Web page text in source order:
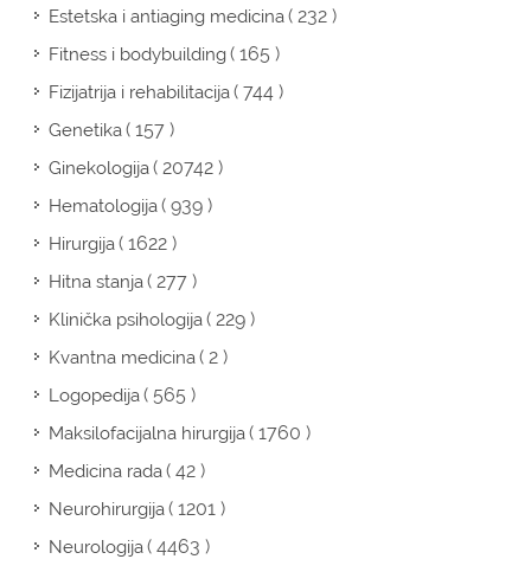
Estetska i antiaging medicina( 232 )
Fitness i bodybuilding( 165 )
Fizijatrija i rehabilitacija( 744 )
Genetika( 157 )
Ginekologija( 20742 )
Hematologija( 939 )
Hirurgija( 1622 )
Hitna stanja( 277 )
Klinička psihologija( 229 )
Kvantna medicina( 2 )
Logopedija( 565 )
Maksilofacijalna hirurgija( 1760 )
Medicina rada( 42 )
Neurohirurgija( 1201 )
Neurologija( 4463 )